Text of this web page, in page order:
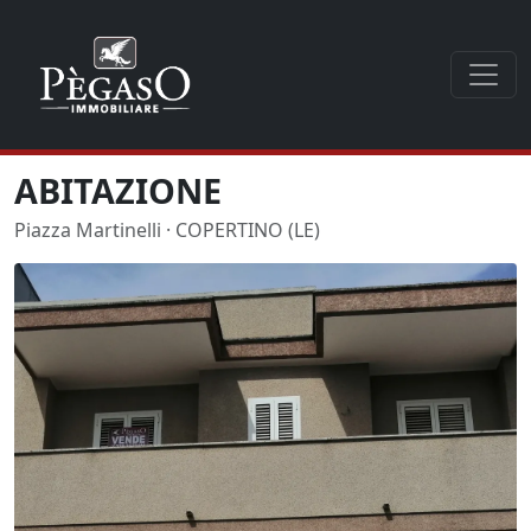
ABITAZIONE
Piazza Martinelli · COPERTINO (LE)